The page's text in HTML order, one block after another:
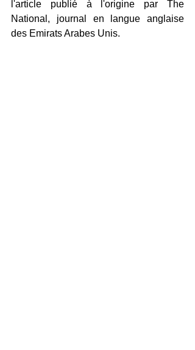
l'article publié à l'origine par The
National, journal en langue anglaise
des Emirats Arabes Unis.